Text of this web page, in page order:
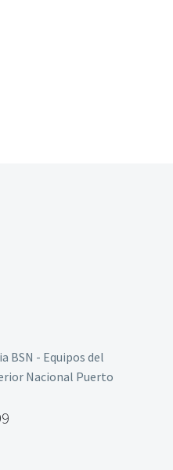
BSN - Equipos del
Nacional Puerto